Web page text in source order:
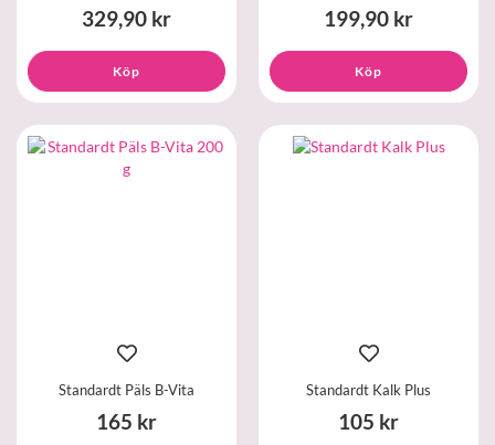
329,90 kr
Köp
199,90 kr
Köp
Standardt Päls B-Vita
165 kr
Standardt Kalk Plus
105 kr